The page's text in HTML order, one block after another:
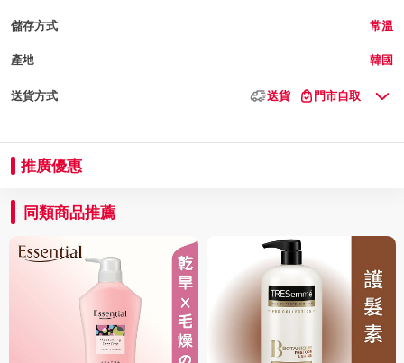
儲存方式 常溫
產地 韓國
送貨方式 送貨 門市自取
推廣優惠
同類商品推薦